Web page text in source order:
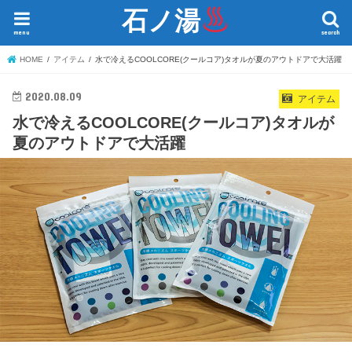
石ノ湯 search
menu
HOME アイテム 水で冷えるCOOLCORE(クールコア)タオルが夏のアウトドアで大活躍
アイテム
2020.08.09
水で冷えるCOOLCORE(クールコア)タオルが
夏のアウトドアで大活躍